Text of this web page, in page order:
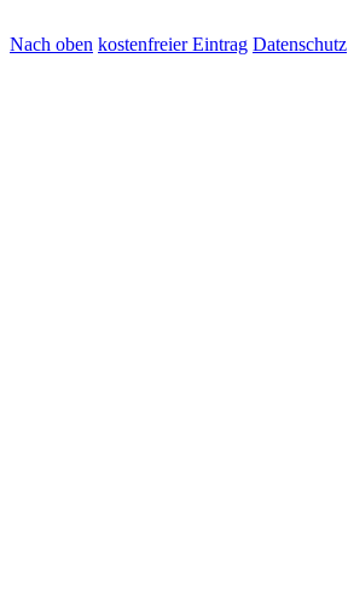
Nach oben kostenfreier Eintrag Datenschutz